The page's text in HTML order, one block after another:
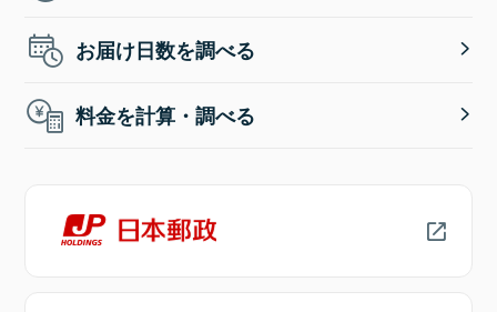
お届け日数を調べる
料金を計算・調べる